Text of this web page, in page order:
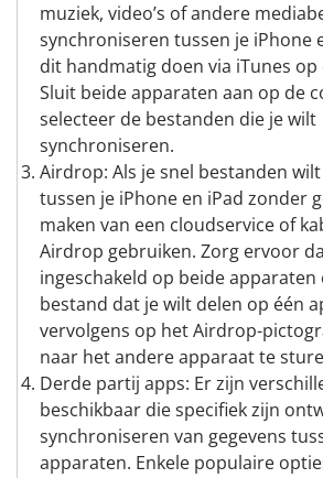
muziek, video’s of andere
synchroniseren tussen je iPhone
dit handmatig doen via iTunes
Sluit beide apparaten aan op de
selecteer de bestanden die je wilt
synchroniseren.
Airdrop: Als je snel bestanden
tussen je iPhone en iPad zonder
maken van een cloudservice of
Airdrop gebruiken. Zorg ervoor
ingeschakeld op beide
bestand dat je wilt delen op één
vervolgens op het Airdrop-
naar het andere apparaat te
Derde partij apps: Er zijn
beschikbaar die specifiek zijn
synchroniseren van gegevens
apparaten. Enkele populaire